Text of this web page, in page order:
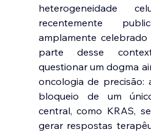
heterogeneidade
recentemente
amplamente
parte desse
questionar um dogma
oncologia de precisão:
bloqueio de um
central, como KRAS,
gerar respostas